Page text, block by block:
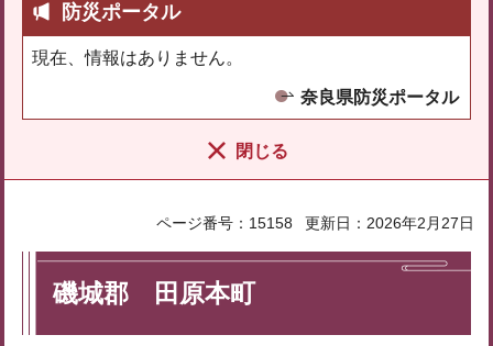
防災ポータル
現在、情報はありません。
奈良県防災ポータル
閉じる
ページ番号：15158 更新日：2026年2月27日
磯城郡 田原本町